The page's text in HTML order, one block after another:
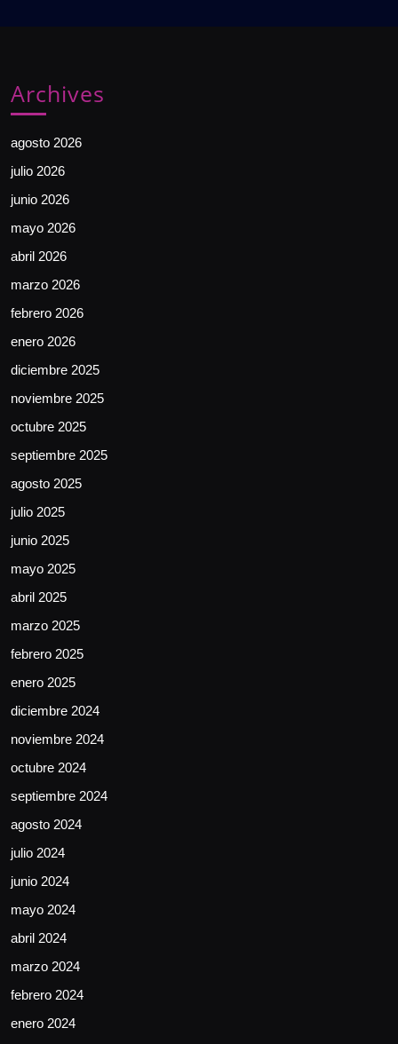
Archives
agosto 2026
julio 2026
junio 2026
mayo 2026
abril 2026
marzo 2026
febrero 2026
enero 2026
diciembre 2025
noviembre 2025
octubre 2025
septiembre 2025
agosto 2025
julio 2025
junio 2025
mayo 2025
abril 2025
marzo 2025
febrero 2025
enero 2025
diciembre 2024
noviembre 2024
octubre 2024
septiembre 2024
agosto 2024
julio 2024
junio 2024
mayo 2024
abril 2024
marzo 2024
febrero 2024
enero 2024